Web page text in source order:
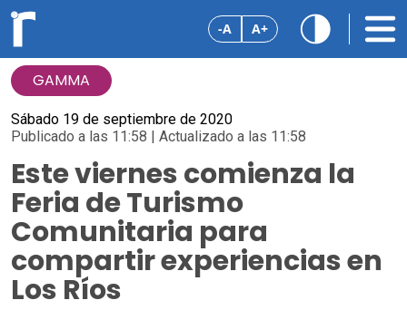
-A A+
GAMMA
Sábado 19 de septiembre de 2020
Publicado a las 11:58 | Actualizado a las 11:58
Este viernes comienza la
Feria de Turismo
Comunitaria para
compartir experiencias en
Los Ríos